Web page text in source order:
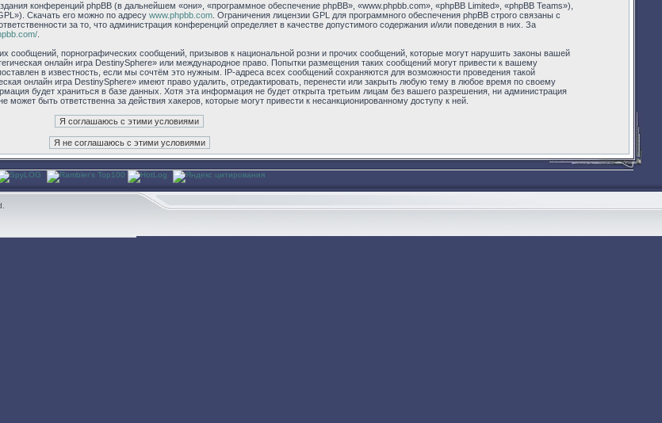
конференций phpBB (в дальнейшем «они», «программное обеспечение phpBB», «www.phpbb.com», «phpBB Limited», «phpBB Teams»),
Скачать его можно по адресу www.phpbb.com . Ограничения лицензии GPL для программного обеспечения phpBB строго связаны с
за то, что администрация конференций определяет в качестве допустимого содержания и/или поведения в них. За
сообщений, порнографических сообщений, призывов к национальной розни и прочих сообщений, которые могут нарушить законы вашей
онлайн игра DestinySphere» или международное право. Попытки размещения таких сообщений могут привести к вашему
в известность, если мы сочтём это нужным. IP-адреса всех сообщений сохраняются для возможности проведения такой
онлайн игра DestinySphere» имеют право удалить, отредактировать, перенести или закрыть любую тему в любое время по своему
будет храниться в базе данных. Хотя эта информация не будет открыта третьим лицам без вашего разрешения, ни администрация
быть ответственна за действия хакеров, которые могут привести к несанкционированному доступу к ней.